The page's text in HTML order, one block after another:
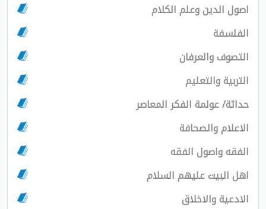
اصول الدين وعلم الكلام
الفلسفة
التصوف والعرفان
التربية والتعليم
حداثة/ عولمة الفكر المعاصر
الاعلام والصحافة
الفقه واصول الفقه
اهل البيت عليهم السلام
الادعية والاخلاق